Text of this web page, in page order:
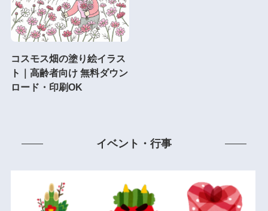
コスモス畑の塗り絵イラス
ト｜高齢者向け 無料ダウン
ロード・印刷OK
イベント・行事